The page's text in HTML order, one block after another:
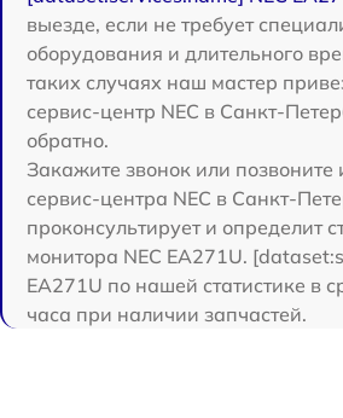
выезде, если не требует
оборудования и длительного
таких случаях наш мастер
сервис-центр NEC в Санкт-
обратно.
Закажите звонок или позвоните
сервис-центра NEC в Санкт-
проконсультирует и определит
монитора NEC EA271U.
EA271U по нашей статистике в
часа при наличии запчастей.